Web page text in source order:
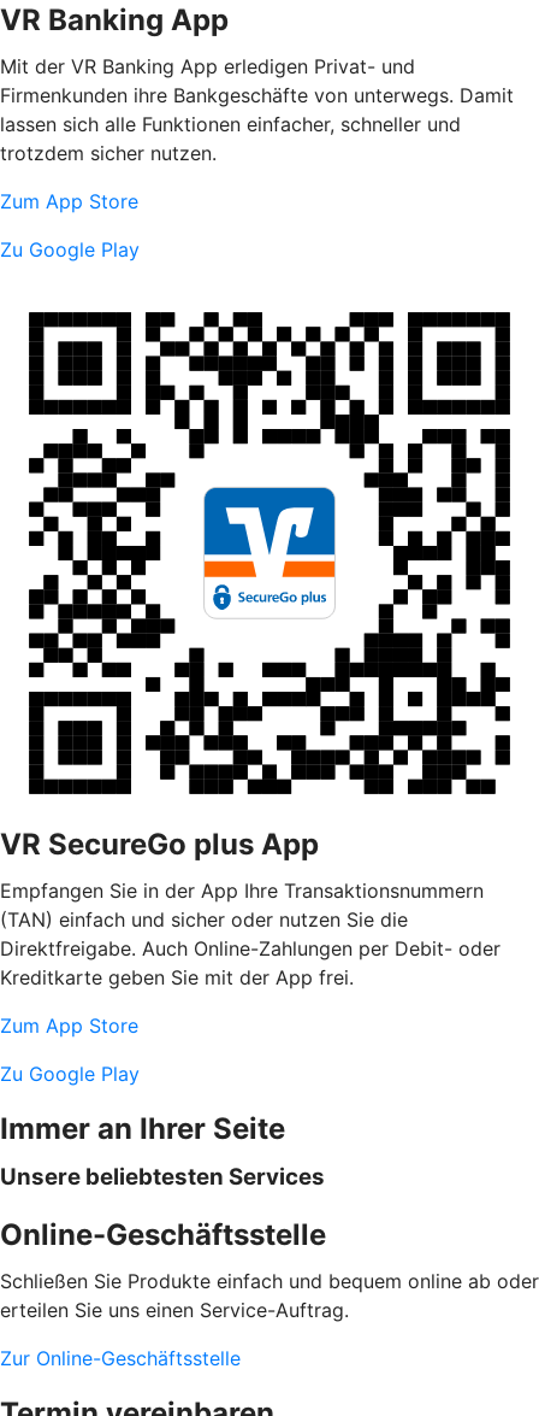
VR Banking App
Mit der VR Banking App erledigen Privat- und
Firmenkunden ihre Bankgeschäfte von unterwegs. Damit
lassen sich alle Funktionen einfacher, schneller und
trotzdem sicher nutzen.
Zum App Store
Zu Google Play
VR SecureGo plus App
Empfangen Sie in der App Ihre Transaktionsnummern
(TAN) einfach und sicher oder nutzen Sie die
Direktfreigabe. Auch Online-Zahlungen per Debit- oder
Kreditkarte geben Sie mit der App frei.
Zum App Store
Zu Google Play
Immer an Ihrer Seite
Unsere beliebtesten Services
Online-Geschäftsstelle
Schließen Sie Produkte einfach und bequem online ab oder
erteilen Sie uns einen Service-Auftrag.
Zur Online-Geschäftsstelle